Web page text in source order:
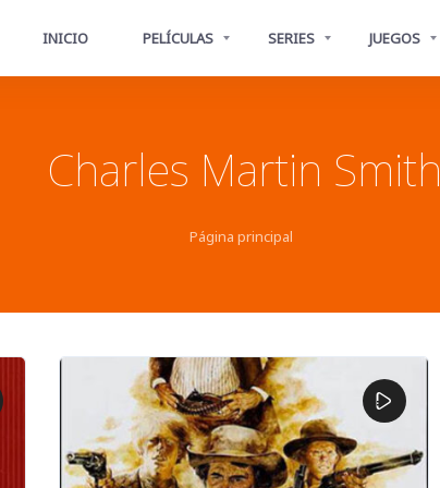
INICIO PELÍCULAS SERIES JUEGOS
Charles Martin Smith
Página principal